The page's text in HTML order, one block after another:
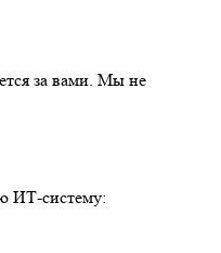
за вами. Мы не
ИТ-систему: